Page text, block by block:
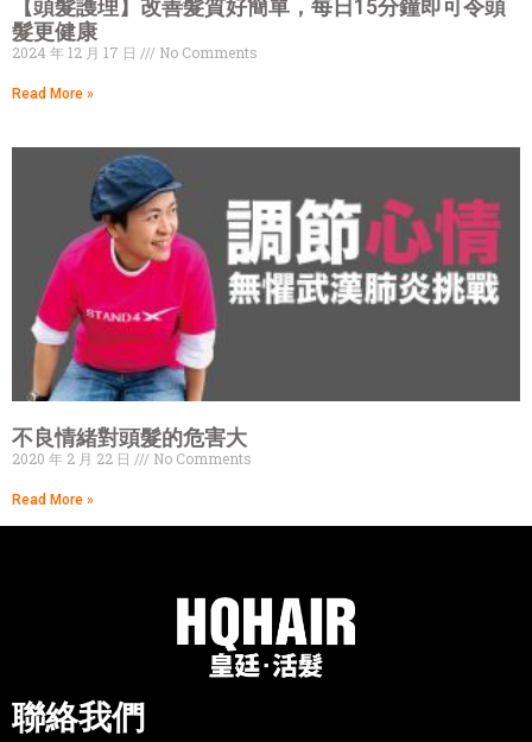
【頭髮護理】改善髮質好簡單，每日15分鐘即可令頭
髮更健康
2024 年 12 月 17 日 No Comments
Read More »
不良情緒對頭髮的危害大
2020 年 2 月 22 日 No Comments
Read More »
聯絡我們